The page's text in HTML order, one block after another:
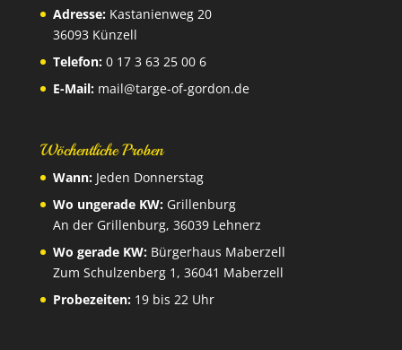
Adresse:Kastanienweg 20
36093 Künzell
Telefon:0 17 3 63 25 00 6
E-Mail: mail@targe-of-gordon.de
Wöchentliche Proben
Wann:Jeden Donnerstag
Wo ungerade KW:Grillenburg
An der Grillenburg, 36039 Lehnerz
Wo gerade KW:Bürgerhaus Maberzell
Zum Schulzenberg 1, 36041 Maberzell
Probezeiten:19 bis 22 Uhr